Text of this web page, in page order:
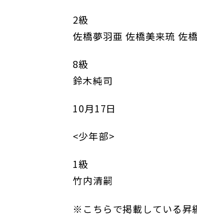
2級
佐橋夢羽亜 佐橋美来琉 佐
8級
鈴木純司
10月17日
<少年部>
1級
竹内清嗣
※こちらで掲載している昇